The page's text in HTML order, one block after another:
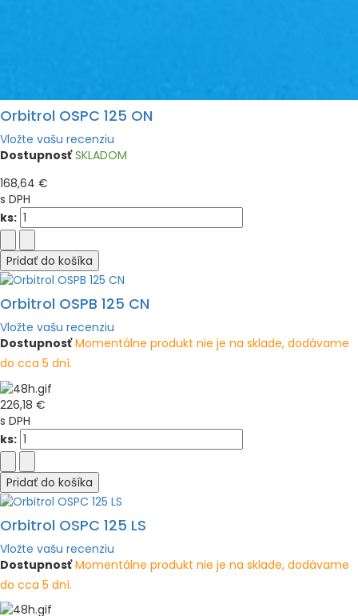
Orbitrol OSPC 125 ON
Vložte vašu recenziu
Dostupnosť SKLADOM
168,64 €
s DPH
ks:
Pridať do košíka
Orbitrol OSPB 125 CN
Vložte vašu recenziu
Dostupnosť Momentálne produkt nie je na sklade, dodávame
do cca 5 dní.
226,18 €
s DPH
ks:
Pridať do košíka
Orbitrol OSPC 125 LS
Vložte vašu recenziu
Dostupnosť Momentálne produkt nie je na sklade, dodávame
do cca 5 dní.